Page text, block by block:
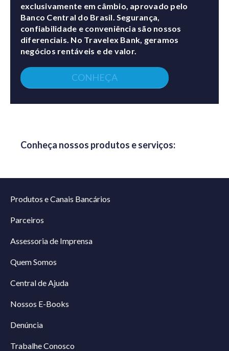
exclusivamente em câmbio, aprovado pelo
Banco Central do Brasil. Segurança,
confiabilidade e conveniência são nossos
diferenciais. No Travelex Bank, geramos
negócios rentáveis e de valor.
CONHEÇA
Conheça nossos produtos e serviços:
Produtos e Canais Bancários
Parceiros
Assessoria de Imprensa
Quem Somos
Central de Ajuda
Nossos E-Books
Denúncia
Trabalhe Conosco